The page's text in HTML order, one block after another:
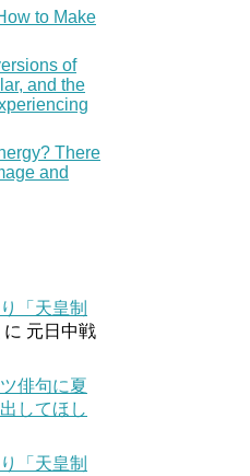
to Make
of
and the
There
and
「天皇制
に 元日中戦
俳句に夏
してほし
「天皇制